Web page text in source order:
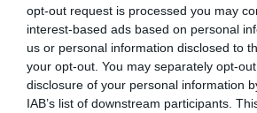
opt-out request is processed you may
interest-based ads based on personal
us or personal information disclosed to
your opt-out. You may separately opt-
disclosure of your personal information
IAB’s list of downstream participants.
07.08.2026 | 11:21